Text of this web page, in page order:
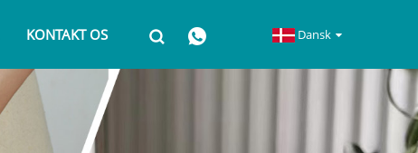
KONTAKT OS Dansk